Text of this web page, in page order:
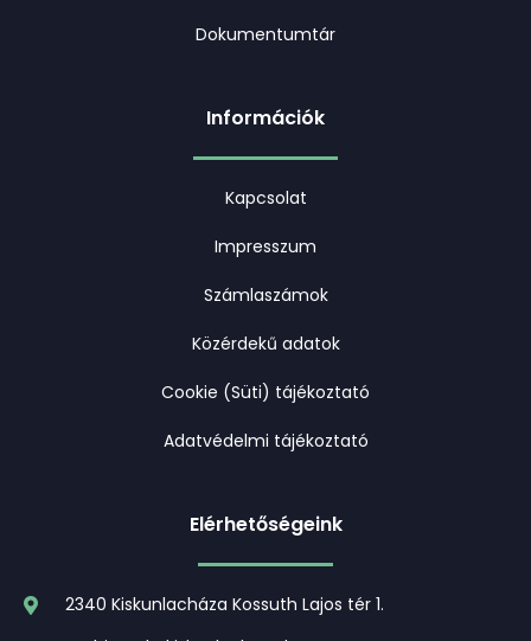
Dokumentumtár
Információk
Kapcsolat
Impresszum
Számlaszámok
Közérdekű adatok
Cookie (Süti) tájékoztató
Adatvédelmi tájékoztató
Elérhetőségeink
2340 Kiskunlacháza Kossuth Lajos tér 1.